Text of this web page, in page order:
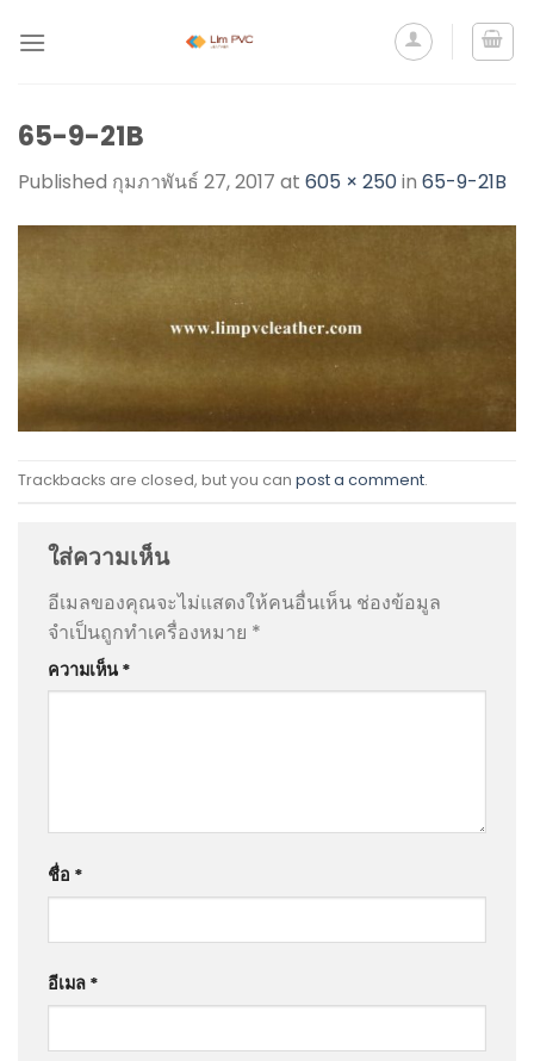
65-9-21B
Published กุมภาพันธ์ 27, 2017 at 605 × 250in 65-9-21B
Trackbacks are closed, but you can post a comment.
ใส่ความเห็น
อีเมลของคุณจะไม่แสดงให้คนอื่นเห็น ช่องข้อมูล
จำเป็นถูกทำเครื่องหมาย *
ความเห็น *
ชื่อ *
อีเมล *